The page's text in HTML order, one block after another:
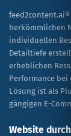
herkömmlichen
individuellen
Detailtiefe
erheblichen
Performance bei
Lösung ist als
gängigen E-
Website